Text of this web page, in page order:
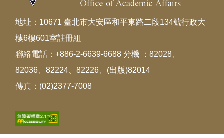
地址：10671 臺北市大安區和平東路二段134號行政大
樓6樓601室註冊組
聯絡電話：+886-2-6639-6688 分機 ：82028、
82036、82224、82226、(出版)82014
傳真：(02)2377-7008